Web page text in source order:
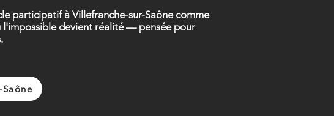
participatif à Villefranche-sur-Saône comme
l'impossible devient réalité — pensée pour